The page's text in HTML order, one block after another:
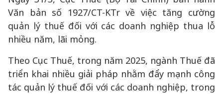
Văn bản số 1927/CT-KTr về việc tăng cường
quản lý thuế đối với các doanh nghiệp thua lỗ
nhiều năm, lãi mỏng.
Theo Cục Thuế, trong năm 2025, ngành Thuế đã
triển khai nhiều giải pháp nhằm đẩy mạnh công
tác quản lý thuế đối với các doanh nghiệp, trong